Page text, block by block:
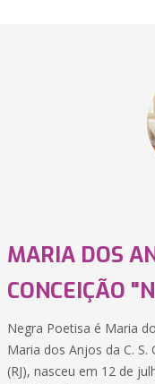
MARIA DOS
CONCEIÇÃO
Negra Poetisa é Maria
Maria dos Anjos da C. S.
(RJ), nasceu em 12 de